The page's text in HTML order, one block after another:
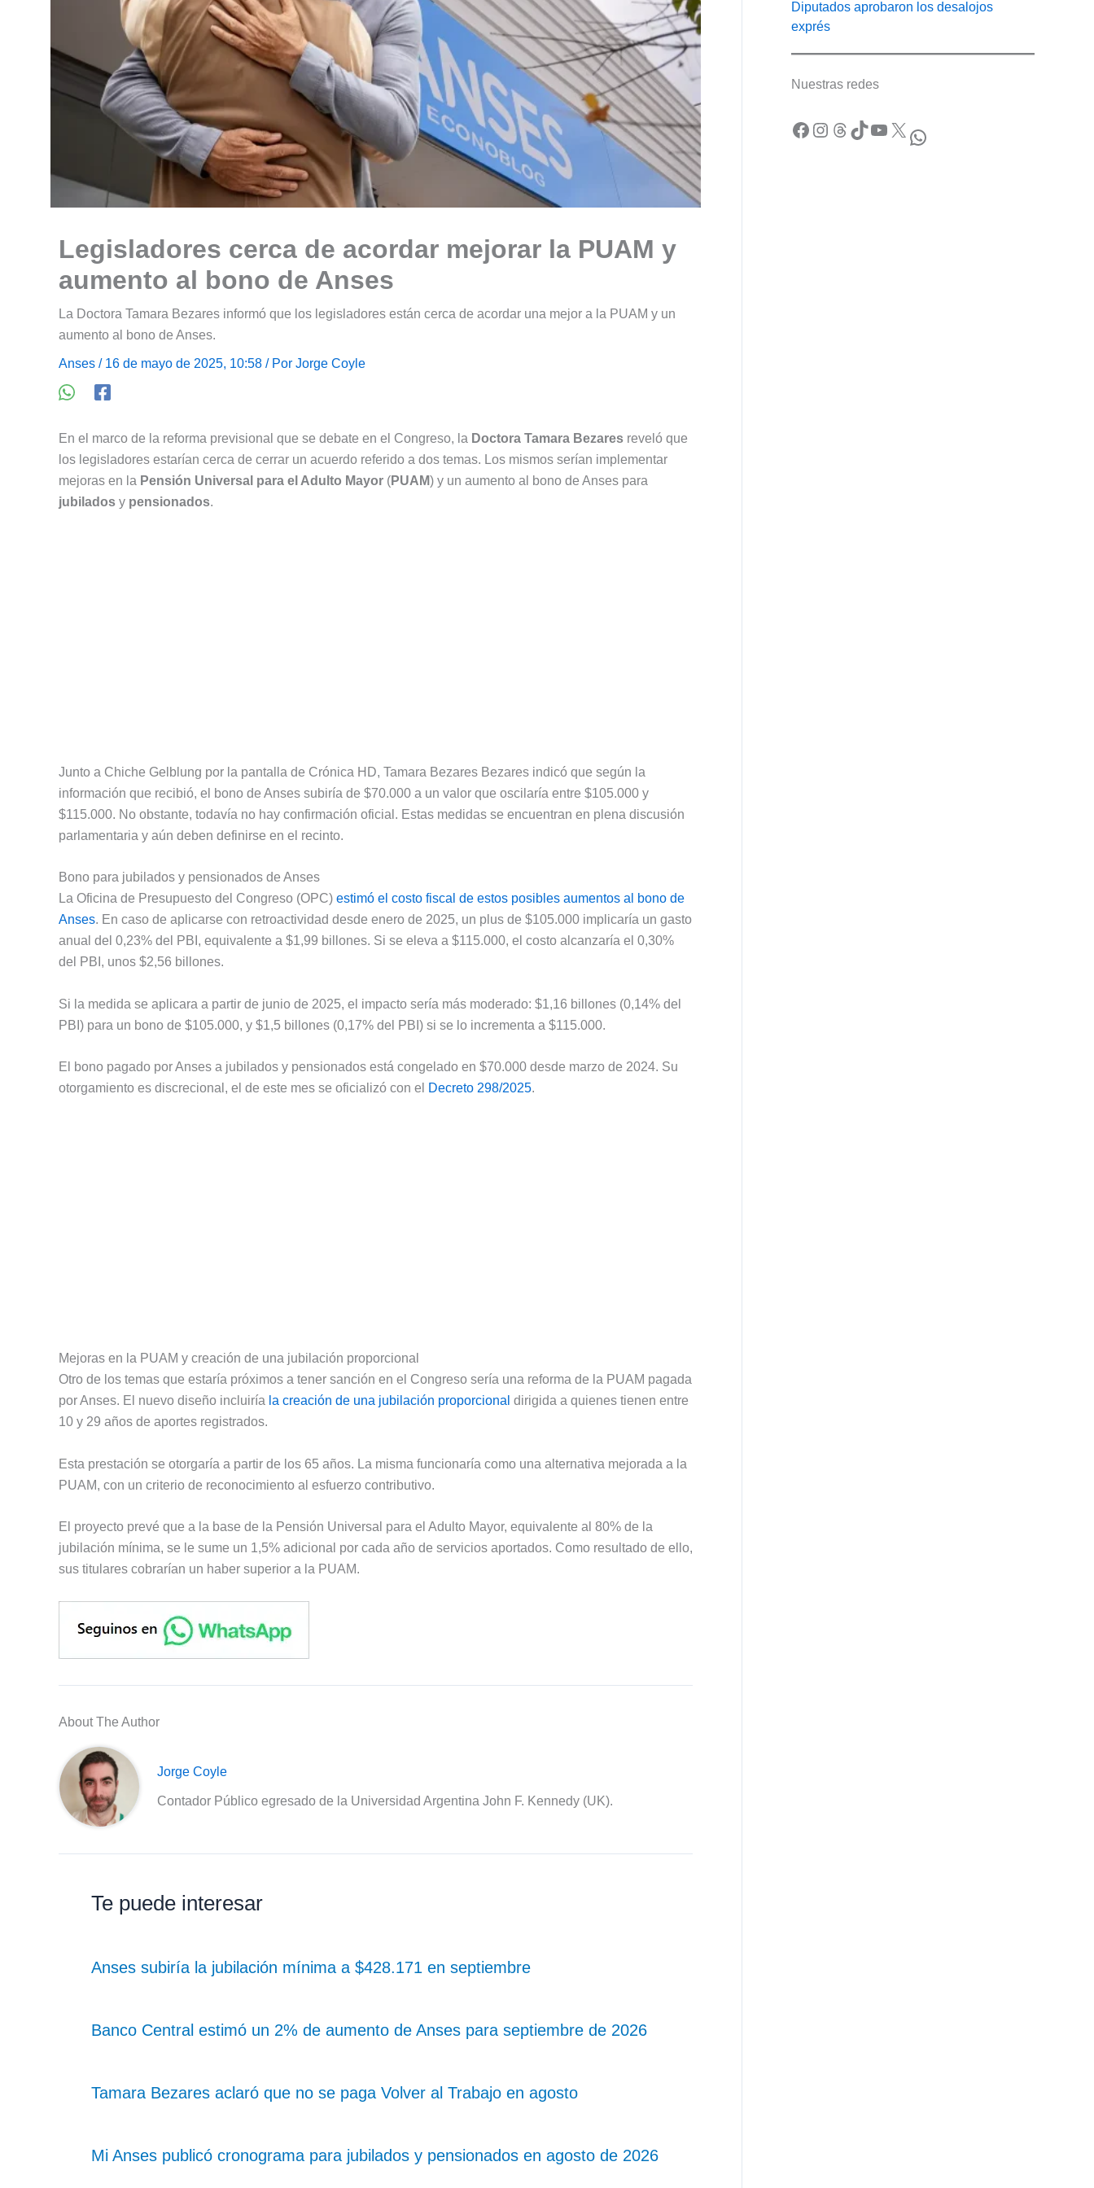
Legisladores cerca de acordar mejorar la PUAM y
aumento al bono de Anses
La Doctora Tamara Bezares informó que los legisladores están cerca de acordar una mejor a la PUAM y un
aumento al bono de Anses.
Anses / 16 de mayo de 2025, 10:58 / Por Jorge Coyle
En el marco de la reforma previsional que se debate en el Congreso, la Doctora Tamara Bezares reveló que
los legisladores estarían cerca de cerrar un acuerdo referido a dos temas. Los mismos serían implementar
mejoras en la Pensión Universal para el Adulto Mayor (PUAM) y un aumento al bono de Anses para
jubilados y pensionados.
Junto a Chiche Gelblung por la pantalla de Crónica HD, Tamara Bezares Bezares indicó que según la
información que recibió, el bono de Anses subiría de $70.000 a un valor que oscilaría entre $105.000 y
$115.000. No obstante, todavía no hay confirmación oficial. Estas medidas se encuentran en plena discusión
parlamentaria y aún deben definirse en el recinto.
Bono para jubilados y pensionados de Anses
La Oficina de Presupuesto del Congreso (OPC) estimó el costo fiscal de estos posibles aumentos al bono de
Anses. En caso de aplicarse con retroactividad desde enero de 2025, un plus de $105.000 implicaría un gasto
anual del 0,23% del PBI, equivalente a $1,99 billones. Si se eleva a $115.000, el costo alcanzaría el 0,30%
del PBI, unos $2,56 billones.
Si la medida se aplicara a partir de junio de 2025, el impacto sería más moderado: $1,16 billones (0,14% del
PBI) para un bono de $105.000, y $1,5 billones (0,17% del PBI) si se lo incrementa a $115.000.
El bono pagado por Anses a jubilados y pensionados está congelado en $70.000 desde marzo de 2024. Su
otorgamiento es discrecional, el de este mes se oficializó con el
Decreto 298/2025.
Mejoras en la PUAM y creación de una jubilación proporcional
Otro de los temas que estaría próximos a tener sanción en el Congreso sería una reforma de la PUAM pagada
por Anses. El nuevo diseño incluiría la creación de una jubilación proporcional dirigida a quienes tienen entre
10 y 29 años de aportes registrados.
Esta prestación se otorgaría a partir de los 65 años. La misma funcionaría como una alternativa mejorada a la
PUAM, con un criterio de reconocimiento al esfuerzo contributivo.
El proyecto prevé que a la base de la Pensión Universal para el Adulto Mayor, equivalente al 80% de la
jubilación mínima, se le sume un 1,5% adicional por cada año de servicios aportados. Como resultado de ello,
sus titulares cobrarían un haber superior a la PUAM.
About The Author
Jorge Coyle
Contador Público egresado de la Universidad Argentina John F. Kennedy (UK).
Te puede interesar
Anses subiría la jubilación mínima a $428.171 en septiembre
Banco Central estimó un 2% de aumento de Anses para septiembre de 2026
Tamara Bezares aclaró que no se paga Volver al Trabajo en agosto
Mi Anses publicó cronograma para jubilados y pensionados en agosto de 2026
Diputados aprobaron los desalojos
exprés
Nuestras redes
Facebook Instagram Threads TikTok YouTube X WhatsApp